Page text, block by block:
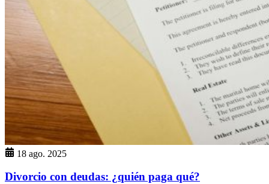
18 ago. 2025
Divorcio con deudas: ¿quién paga qué?